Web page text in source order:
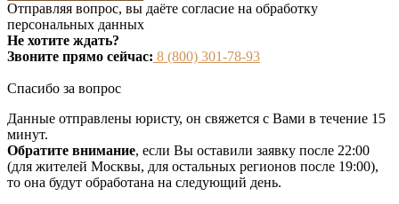
Отправляя вопрос, вы даёте согласие на обработку
персональных данных
Не хотите ждать?
Звоните прямо сейчас: 8 (800) 301-78-93
Спасибо за вопрос
Данные отправлены юристу, он свяжется с Вами в течение 15
минут.
Обратите внимание, если Вы оставили заявку после 22:00
(для жителей Москвы, для остальных регионов после 19:00),
то она будут обработана на следующий день.